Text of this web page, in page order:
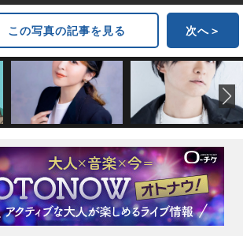
この写真の記事を見る 次へ＞